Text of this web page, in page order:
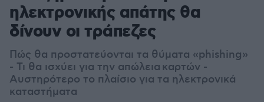
ηλεκτρονικής απάτης θα
δίνουν οι τράπεζες
Πώς θα προστατεύονται τα θύματα «phishing»
- Τι θα ισχύει για την απώλεια καρτών -
Αυστηρότερο το πλαίσιο για τα ηλεκτρονικά
καταστήματα